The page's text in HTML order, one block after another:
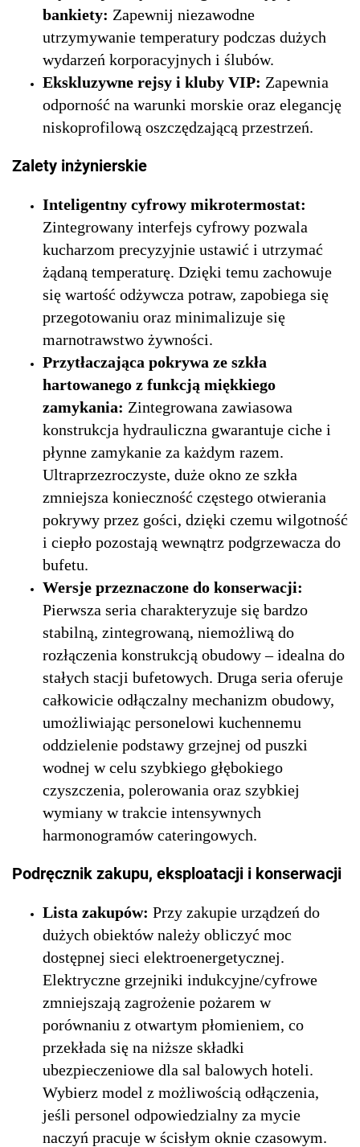
bankiety: Zapewnij niezawodne
utrzymywanie temperatury podczas dużych
wydarzeń korporacyjnych i ślubów.
Ekskluzywne rejsy i kluby VIP: Zapewnia
odporność na warunki morskie oraz elegancję
niskoprofilową oszczędzającą przestrzeń.
Zalety inżynierskie
Inteligentny cyfrowy mikrotermostat:
Zintegrowany interfejs cyfrowy pozwala
kucharzom precyzyjnie ustawić i utrzymać
żądaną temperaturę. Dzięki temu zachowuje
się wartość odżywcza potraw, zapobiega się
przegotowaniu oraz minimalizuje się
marnotrawstwo żywności.
Przytłaczająca pokrywa ze szkła
hartowanego z funkcją miękkiego
zamykania: Zintegrowana zawiasowa
konstrukcja hydrauliczna gwarantuje ciche i
płynne zamykanie za każdym razem.
Ultraprzezroczyste, duże okno ze szkła
zmniejsza konieczność częstego otwierania
pokrywy przez gości, dzięki czemu wilgotność
i ciepło pozostają wewnątrz podgrzewacza do
bufetu.
Wersje przeznaczone do konserwacji:
Pierwsza seria charakteryzuje się bardzo
stabilną, zintegrowaną, niemożliwą do
rozłączenia konstrukcją obudowy – idealna do
stałych stacji bufetowych. Druga seria oferuje
całkowicie odłączalny mechanizm obudowy,
umożliwiając personelowi kuchennemu
oddzielenie podstawy grzejnej od puszki
wodnej w celu szybkiego głębokiego
czyszczenia, polerowania oraz szybkiej
wymiany w trakcie intensywnych
harmonogramów cateringowych.
Podręcznik zakupu, eksploatacji i konserwacji
Lista zakupów: Przy zakupie urządzeń do
dużych obiektów należy obliczyć moc
dostępnej sieci elektroenergetycznej.
Elektryczne grzejniki indukcyjne/cyfrowe
zmniejszają zagrożenie pożarem w
porównaniu z otwartym płomieniem, co
przekłada się na niższe składki
ubezpieczeniowe dla sal balowych hoteli.
Wybierz model z możliwością odłączenia,
jeśli personel odpowiedzialny za mycie
naczyń pracuje w ścisłym oknie czasowym.